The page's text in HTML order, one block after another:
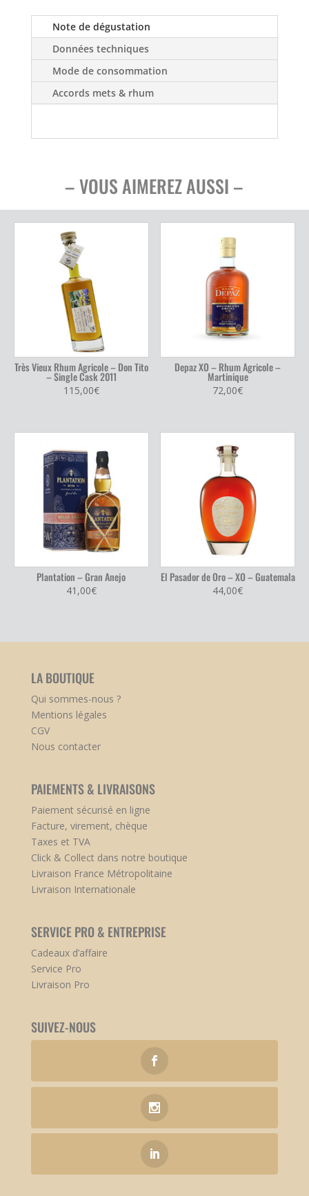
-
Coffret
3
x
20cl
-
Guatemala
Note de dégustation
Données techniques
Mode de consommation
Accords mets & rhum
– VOUS AIMEREZ AUSSI –
Très Vieux Rhum Agricole – Don Tito
– Single Cask 2011
115,00€
Depaz XO – Rhum Agricole –
Martinique
72,00€
Plantation – Gran Anejo
41,00€
El Pasador de Oro – XO – Guatemala
44,00€
LA BOUTIQUE
Qui sommes-nous ?
Mentions légales
CGV
Nous contacter
PAIEMENTS & LIVRAISONS
Paiement sécurisé en ligne
Facture, virement, chèque
Taxes et TVA
Click & Collect dans notre boutique
Livraison France Métropolitaine
Livraison Internationale
SERVICE PRO & ENTREPRISE
Cadeaux d’affaire
Service Pro
Livraison Pro
SUIVEZ-NOUS